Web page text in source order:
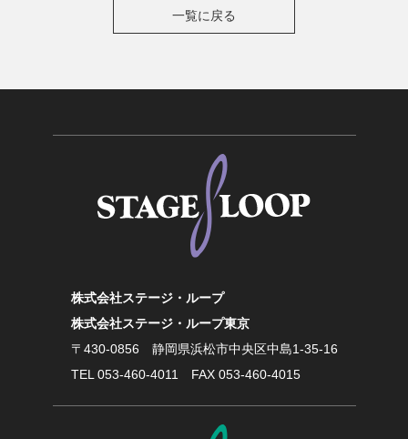
一覧に戻る
株式会社ステージ・ループ
株式会社ステージ・ループ東京
〒430-0856
静岡県浜松市中央区中島1-35-16
TEL053-460-4011 FAX 053-460-4015